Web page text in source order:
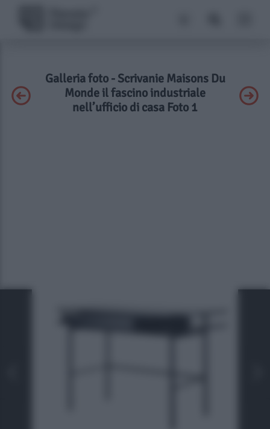
Galleria foto - Scrivanie Maisons Du
Monde il fascino industriale
nell’ufficio di casa Foto 1